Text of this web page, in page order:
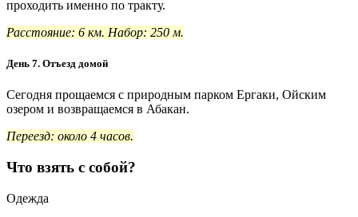
проходить именно по тракту.
Расстояние: 6 км. Набор: 250 м.
День 7. Отъезд домой
Сегодня прощаемся с природным парком Ергаки, Ойским
озером и возвращаемся в Абакан.
Переезд: около 4 часов.
Что взять с собой?
Одежда